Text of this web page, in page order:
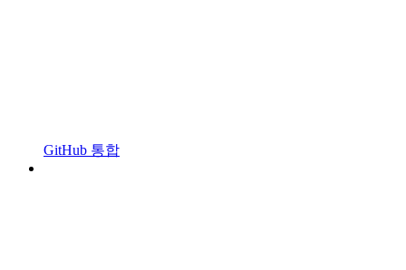
GitHub 통합